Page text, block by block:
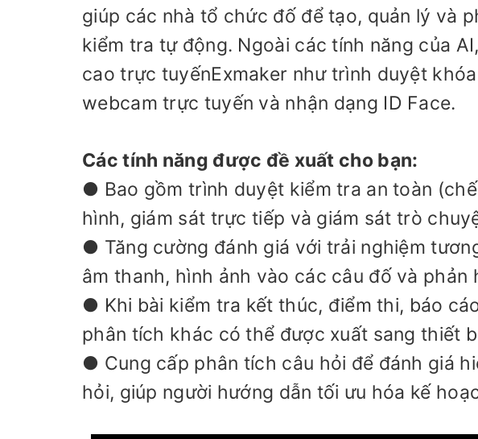
giúp các nhà tổ chức đố để tạo, quản lý và
kiểm tra tự động. Ngoài các tính năng của
cao trực tuyếnExmaker như trình duyệt
webcam trực tuyến và nhận dạng ID Face.
Các tính năng được đề xuất cho bạn:
● Bao gồm trình duyệt kiểm tra an toàn
hình, giám sát trực tiếp và giám sát trò
● Tăng cường đánh giá với trải nghiệm
âm thanh, hình ảnh vào các câu đố và phản
● Khi bài kiểm tra kết thúc, điểm thi, báo
phân tích khác có thể được xuất sang thiết
● Cung cấp phân tích câu hỏi để đánh giá
hỏi, giúp người hướng dẫn tối ưu hóa kế